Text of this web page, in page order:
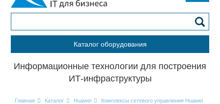
Каталог оборудования
Информационные технологии для построения
ИТ-инфраструктуры
Главная Каталог Huawei
Комплексы сетевого управления Huawei